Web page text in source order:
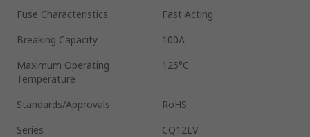
Fuse Characteristics
Fast Acting
Breaking Capacity
100A
Maximum Operating
Temperature
125°C
Standards/Approvals
RoHS
Series
CQ12LV